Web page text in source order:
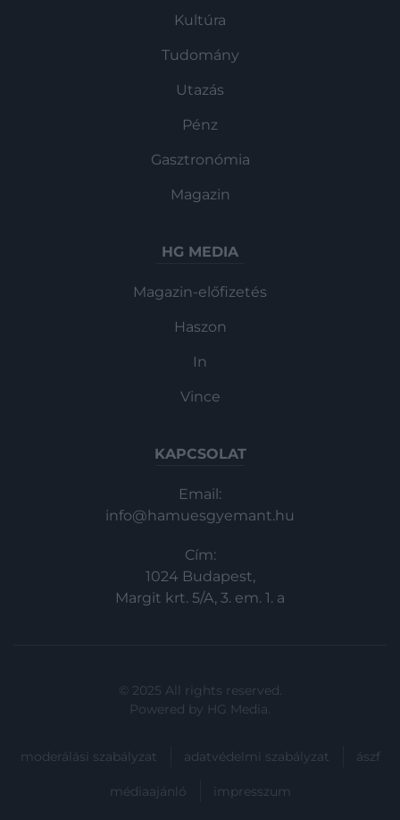
Kultúra
Tudomány
Utazás
Pénz
Gasztronómia
Magazin
HG MEDIA
Magazin-előfizetés
Haszon
In
Vince
KAPCSOLAT
Email:
info@hamuesgyemant.hu
Cím:
1024 Budapest,
Margit krt. 5/A, 3. em. 1. a
© 2025 All rights reserved.
Powered by HG Media.
moderálási szabályzat adatvédelmi szabályzat ászf
médiaajánló impresszum